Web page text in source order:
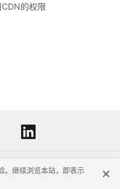
的权限
。继续浏览本站，即表示
联公司。保留一切权利。